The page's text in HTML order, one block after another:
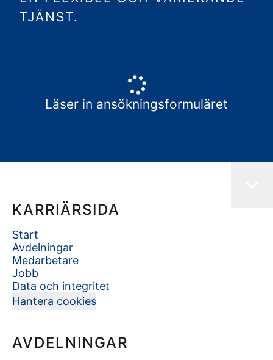
TJÄNST.
Läser in ansökningsformuläret
KARRIÄRSIDA
Start
Avdelningar
Medarbetare
Jobb
Data och integritet
Hantera cookies
AVDELNINGAR